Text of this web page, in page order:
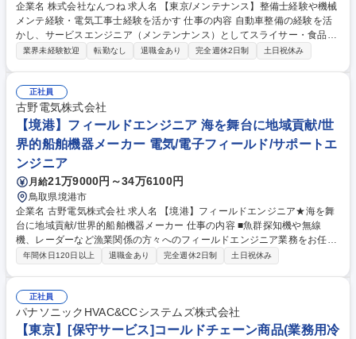
企業名 株式会社なんつね 求人名 【東京/メンテナンス】整備士経験や機械
メンテ経験・電気工事士経験を活かす 仕事の内容 自動車整備の経験を活
かし、サービスエンジニア（メンテンナンス）としてスライサー・食品加
工機械を含む高度なメンテナンス業務や、生産性向上を見据えた最適なご
備で培った工具の取り扱いスキルがそのまま活かせます。 ※重整備のよう
な油まみれの作業はなく、空調の効いた屋内作業が中心です。 【研修】大
阪本社での1年間の研修を経て、確かな技術を身につけた上で東京拠点に
配属となります（転居を伴う場合は、引っ越し代や社宅代など会社が全面
的にサポート） 募集職種 【東京/メンテナンス】整備士経験や機械メンテ
経験・電気工事士経験を活かす
業界未経験歓迎 転勤なし 退職金あり 完全週休2日制 土日祝休み
正社員
古野電気株式会社
【境港】フィールドエンジニア 海を舞台に地域貢献/世
界的船舶機器メーカー 電気/電子フィールド/サポートエ
ンジニア
月給21万9000円～34万6100円
鳥取県境港市
企業名 古野電気株式会社 求人名 【境港】フィールドエンジニア★海を舞
台に地域貢献/世界的船舶機器メーカー 仕事の内容 ■魚群探知機や無線
機、レーダーなど漁業関係の方々へのフィールドエンジニア業務をお任
せ。海産物はその地域の名産となるため、その多くがフルノの機器で獲ら
新規製品の船舶への据付/調整、協力先代理店への技術指導や部品支援など
(半分以上が外勤業務)※建物の改変業務無 【場所】屋外や船上(動作確認の
ために一緒に海上へ繰り出すことも) ★外出や出張し、屋外での船上作業
年間休日120日以上 退職金あり 完全週休2日制 土日祝休み
正社員
パナソニックHVAC&CCシステムズ株式会社
【東京】[保守サービス]コールドチェーン商品(業務用冷